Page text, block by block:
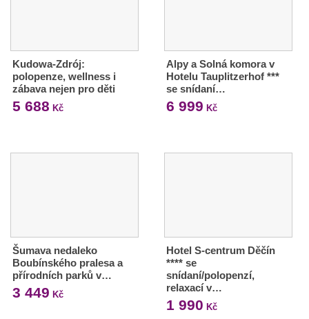
Kudowa-Zdrój:
polopenze, wellness i
zábava nejen pro děti
5 688 Kč
Alpy a Solná komora v
Hotelu Tauplitzerhof ***
se snídaní…
6 999 Kč
Šumava nedaleko
Boubínského pralesa a
přírodních parků v…
3 449 Kč
Hotel S-centrum Děčín
**** se
snídaní/polopenzí,
relaxací v…
1 990 Kč